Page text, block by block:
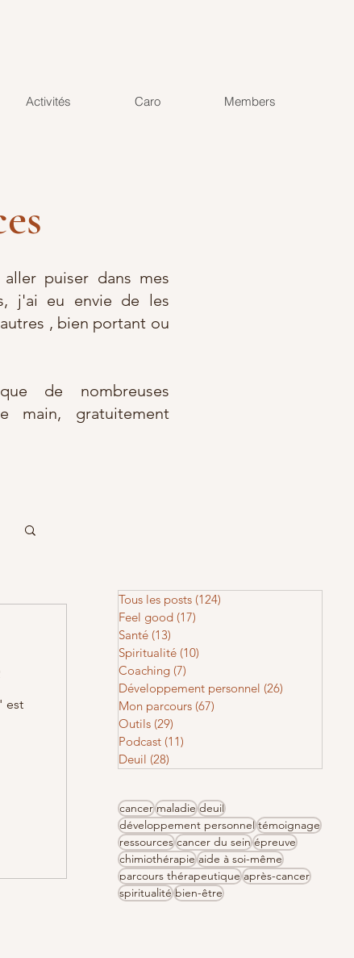
Activités Caro Members
puiser dans mes
j'ai eu envie de les
, bien portant ou
de nombreuses
main, gratuitement
est
Tous les posts (124)
Feel good (17)
Santé (13)
Spiritualité (10)
Coaching (7)
Développement personnel (26)
Mon parcours (67)
Outils (29)
Podcast (11)
Deuil (28)
cancer maladie deuil
développement personnel témoignage
ressources cancer du sein épreuve
chimiothérapie aide à soi-même
parcours thérapeutique après-cancer
spiritualité bien-être